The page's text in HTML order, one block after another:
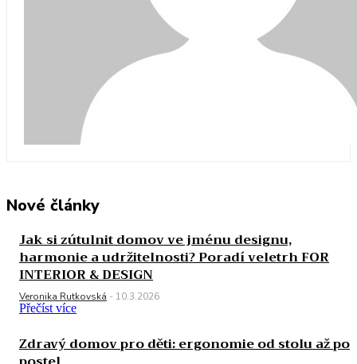
Nové články
Jak si zútulnit domov ve jménu designu,
harmonie a udržitelnosti? Poradí veletrh FOR
INTERIOR & DESIGN
Veronika Rutkovská - 10.3.2026
Přečíst více
Zdravý domov pro děti: ergonomie od stolu až po